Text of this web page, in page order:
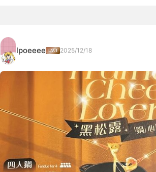
lpoeeee 2025/12/18